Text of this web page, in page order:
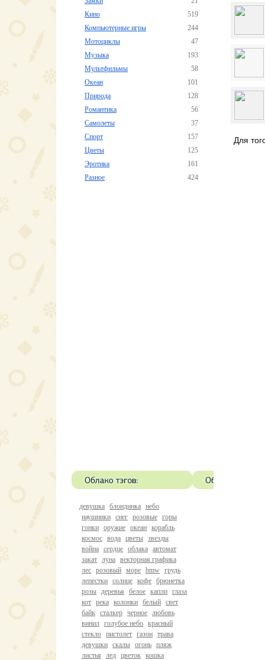
Кино
519
Компьютерные игры
244
Мотоциклы
47
Музыка
193
Мультфильмы
58
Океан
101
Природа
128
Романтика
56
Самолеты
37
Спорт
157
Цветы
125
Эротика
161
Разное
424
девушка блондинка небо
наушники снег розовые горы
гонки оружие океан корабль
космос вода цветы звезды
война сердце облака автомат
закат луна векторная графика
лес розовый море bmw грудь
лепестки солнце кофе брюнетка
розы деревья белое капли глаза
кот река колонки белый свет
байк сталкер черное любовь
винил голубое небо красный
стекло пистолет газон трава
девушки скалы огонь пляж
листья
лед цветок кошка
Для